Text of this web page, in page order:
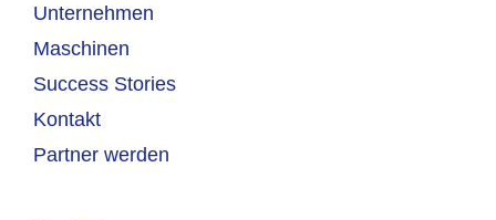
Unternehmen
Maschinen
Success Stories
Kontakt
Partner werden